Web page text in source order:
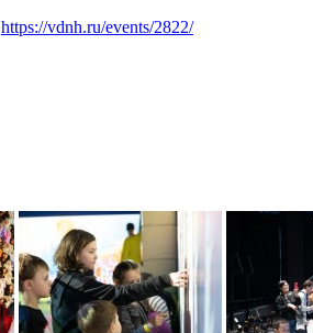
https://vdnh.ru/events/2822/